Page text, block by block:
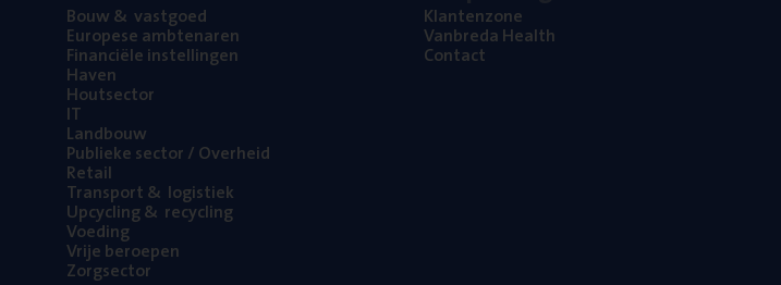
Bouw& vastgoed
Euro­pe­se ambtenaren
Finan­ci­ë­le instellingen
Haven
Hout­sec­tor
IT
Land­bouw
Publie­ke sec­tor / Overheid
Retail
Trans­port& logistiek
Upcy­cling& recycling
Voe­ding
Vrije beroe­pen
Zorg­sec­tor
Klan­ten­zo­ne
Van­b­re­da Health
Con­tact